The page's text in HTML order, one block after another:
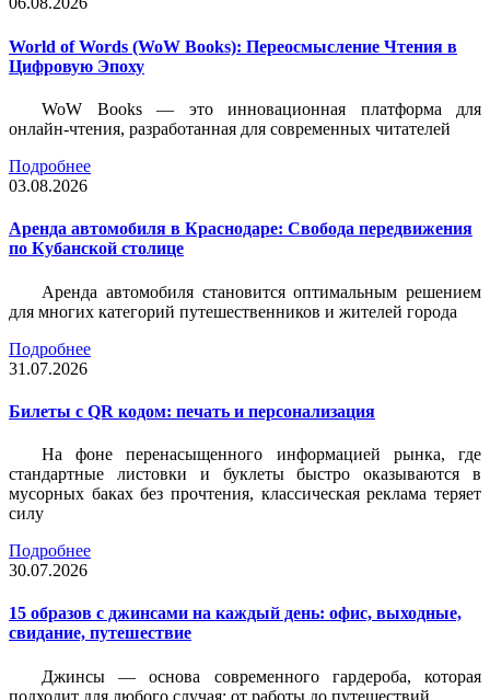
World of Words (WoW Books): Переосмысление Чтения в
Цифровую Эпоху
WoW Books — это инновационная платформа для
онлайн-чтения, разработанная для современных читателей
Подробнее
03.08.2026
Аренда автомобиля в Краснодаре: Свобода передвижения
по Кубанской столице
Аренда автомобиля становится оптимальным решением
для многих категорий путешественников и жителей города
Подробнее
31.07.2026
Билеты c QR кодом: печать и персонализация
На фоне перенасыщенного информацией рынка, где
стандартные листовки и буклеты быстро оказываются в
мусорных баках без прочтения, классическая реклама теряет
силу
Подробнее
30.07.2026
15 образов с джинсами на каждый день: офис, выходные,
свидание, путешествие
Джинсы — основа современного гардероба, которая
подходит для любого случая: от работы до путешествий